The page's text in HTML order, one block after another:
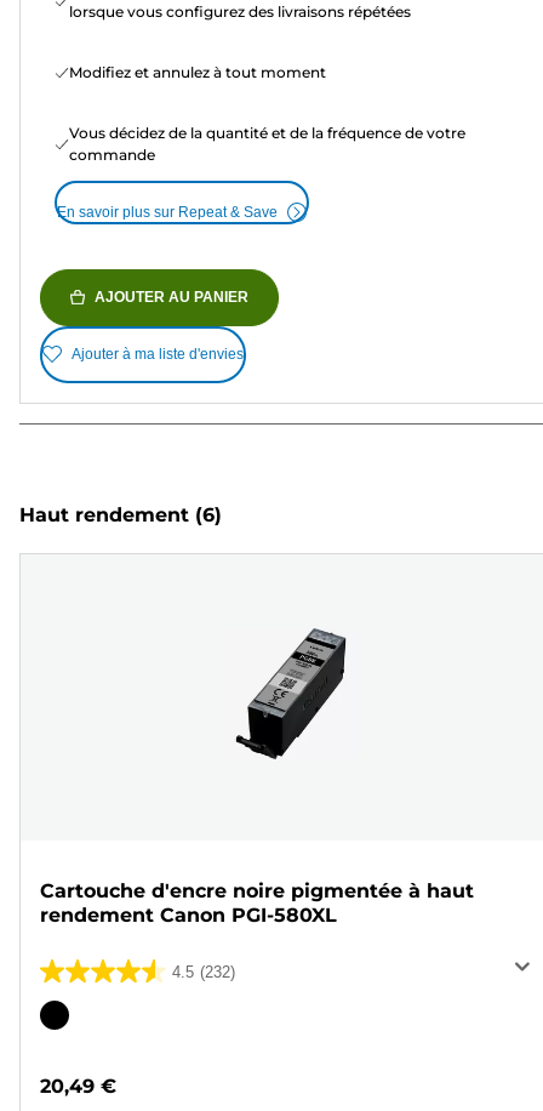
lorsque vous configurez des livraisons répétées
Modifiez et annulez à tout moment
Vous décidez de la quantité et de la fréquence de votre
commande
En savoir plus sur Repeat & Save
AJOUTER AU PANIER
Ajouter à ma liste d'envies
Haut rendement (6)
Cartouche d'encre noire pigmentée à haut
rendement Canon PGI-580XL
4.5 (232)
4.5
sur
232
Cartouche
20,49 €